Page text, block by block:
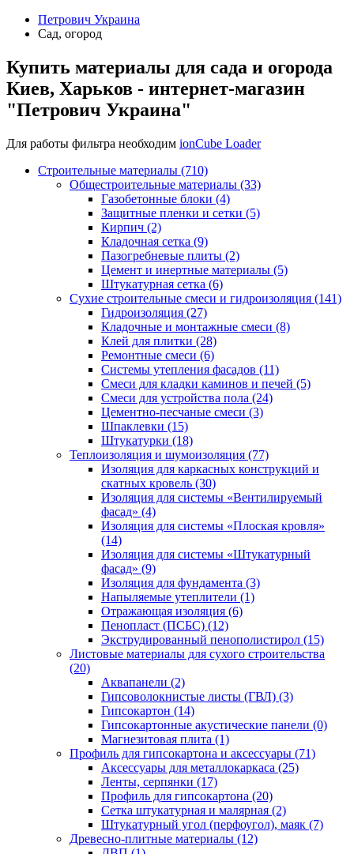
Петрович Украина
Сад, огород
Купить материалы для сада и огорода
Киев, Харьков - интернет-магазин
"Петрович Украина"
Для работы фильтра необходим ionCube Loader
Строительные материалы (710)
Общестроительные материалы (33)
Газобетонные блоки (4)
Защитные пленки и сетки (5)
Кирпич (2)
Кладочная сетка (9)
Пазогребневые плиты (2)
Цемент и инертные материалы (5)
Штукатурная сетка (6)
Сухие строительные смеси и гидроизоляция (141)
Гидроизоляция (27)
Кладочные и монтажные смеси (8)
Клей для плитки (28)
Ремонтные смеси (6)
Системы утепления фасадов (11)
Смеси для кладки каминов и печей (5)
Смеси для устройства пола (24)
Цементно-песчаные смеси (3)
Шпаклевки (15)
Штукатурки (18)
Теплоизоляция и шумоизоляция (77)
Изоляция для каркасных конструкций и
скатных кровель (30)
Изоляция для системы «Вентилируемый
фасад» (4)
Изоляция для системы «Плоская кровля»
(14)
Изоляция для системы «Штукатурный
фасад» (9)
Изоляция для фундамента (3)
Напыляемые утеплители (1)
Отражающая изоляция (6)
Пенопласт (ПСБС) (12)
Экструдированный пенополистирол (15)
Листовые материалы для сухого строительства
(20)
Аквапанели (2)
Гипсоволокнистые листы (ГВЛ) (3)
Гипсокартон (14)
Гипсокартонные акустические панели (0)
Магнезитовая плита (1)
Профиль для гипсокартона и аксессуары (71)
Аксессуары для металлокаркаса (25)
Ленты, серпянки (17)
Профиль для гипсокартона (20)
Сетка штукатурная и малярная (2)
Штукатурный угол (перфоугол), маяк (7)
Древесно-плитные материалы (12)